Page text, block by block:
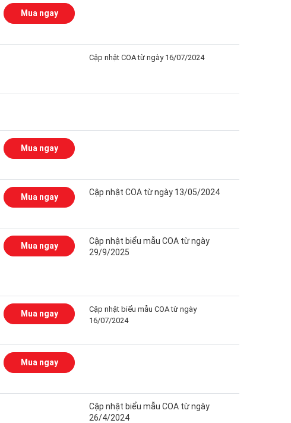
Mua ngay
Cập nhật COA từ ngày 16/07/2024
Mua ngay
Mua ngay Cập nhật COA từ ngày 13/05/2024
Mua ngay
Cập nhật biểu mẫu COA từ ngày
29/9/2025
Mua ngay
Cập nhật biểu mẫu COA từ ngày
16/07/2024
Mua ngay
Cập nhật biểu mẫu COA từ ngày
26/4/2024